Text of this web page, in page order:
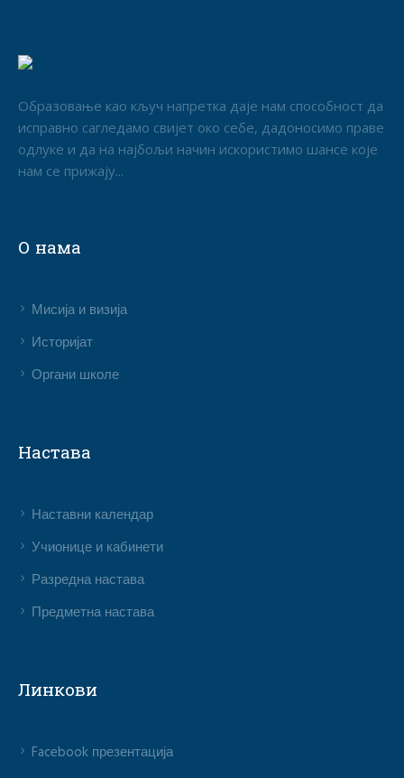
Образовање као кључ напретка даје нам способност да
исправно сагледамо свијет око себе, дадоносимо праве
одлуке и да на најбољи начин искористимо шансе које
нам се прижају...
О нама
Мисија и визија
Историјат
Органи школе
Настава
Наставни календар
Учионице и кабинети
Разредна настава
Предметна настава
Линкови
Facebook презентација